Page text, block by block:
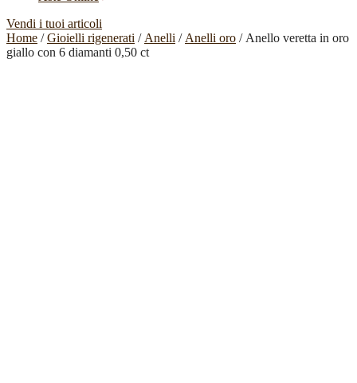
Vendi i tuoi articoli
Home /Gioielli rigenerati / Anelli / Anelli oro / Anello veretta in oro
giallo con 6 diamanti 0,50 ct